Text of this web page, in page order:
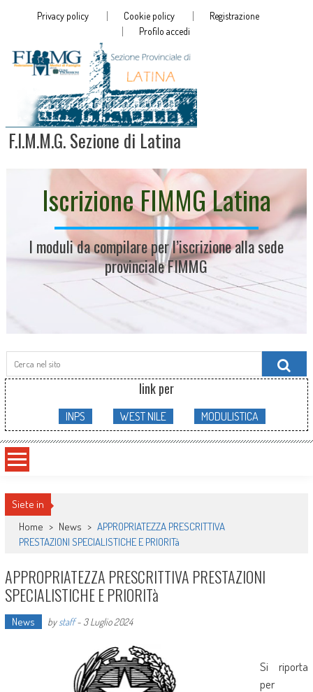
Privacy policy Cookie policy
Registrazione
Profilo accedi
F.I.M.M.G. Sezione di Latina
Iscrizione FIMMG Latina
I moduli da compilare per l’iscrizione alla sede
provinciale FIMMG
Search
for:
link per
INPS WEST NILE MODULISTICA
Siete in
Home > News > APPROPRIATEZZA PRESCRITTIVA
PRESTAZIONI SPECIALISTICHE E PRIORITà
APPROPRIATEZZA PRESCRITTIVA PRESTAZIONI
SPECIALISTICHE E PRIORITà
News bystaff- 3 Luglio 2024
Si riporta
per